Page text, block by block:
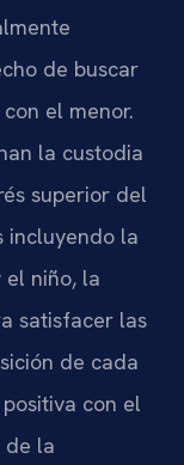
de buscar
el menor.
la custodia
superior del
incluyendo la
niño, la
satisfacer las
de cada
con el
de la